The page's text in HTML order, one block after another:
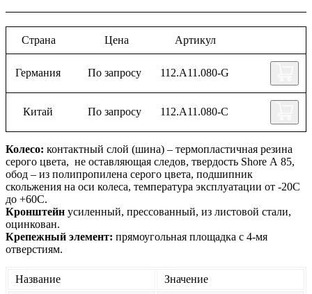
Колесо: контактный слой (шина) – термопластичная резина
серого цвета, не оставляющая следов, твердость Shore А 85,
обод – из полипропилена серого цвета, подшипник
скольжения на оси колеса, температура эксплуатации от -20С
до +60С.
Кронштейн усиленный, прессованный, из листовой стали,
оцинкован.
Крепежный элемент: прямоугольная площадка с 4-мя
отверстиям.
Название
Значение
Страна Цена Артикул
Германия По запросу 112.А11.080-G
Китай По запросу 112.А11.080-C